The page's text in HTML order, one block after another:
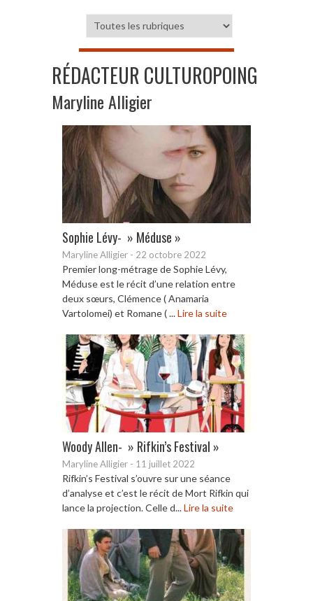
RÉDACTEUR CULTUROPOING
Maryline Alligier
Sophie Lévy- » Méduse »
Maryline Alligier - 22 octobre 2022
Premier long-métrage de Sophie Lévy,
Méduse est le récit d’une relation entre
deux sœurs, Clémence ( Anamaria
Vartolomei) et Romane ( ...Lire la suite
Woody Allen- » Rifkin’s Festival »
Maryline Alligier - 11 juillet 2022
Rifkin’s Festival s’ouvre sur une séance
d’analyse et c’est le récit de Mort Rifkin qui
lance la projection. Celle d...Lire la suite